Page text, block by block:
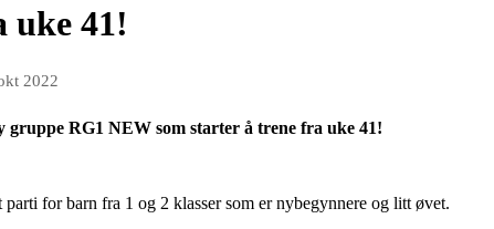
uke 41!
2022
gruppe RG1 NEW som starter å trene fra uke 41!
for barn fra 1 og 2 klasser som er nybegynnere og litt øvet.